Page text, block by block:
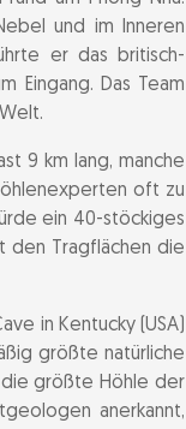
und im Inneren
er das britisch-
Eingang. Das Team
9 km lang, manche
oft zu
ein 40-stöckiges
den Tragflächen die
in Kentucky (USA)
größte natürliche
die größte Höhle der
anerkannt,